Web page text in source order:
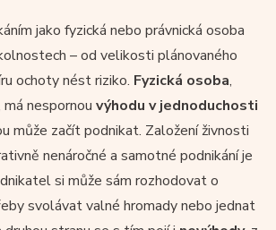
jako fyzická nebo právnická osoba
– od velikosti plánovaného
ochoty nést riziko. Fyzická osoba,
nespornou výhodu v jednoduchosti
může začít podnikat. Založení živnosti
nenáročné a samotné podnikání je
si může sám rozhodovat o
svolávat valné hromady nebo jednat